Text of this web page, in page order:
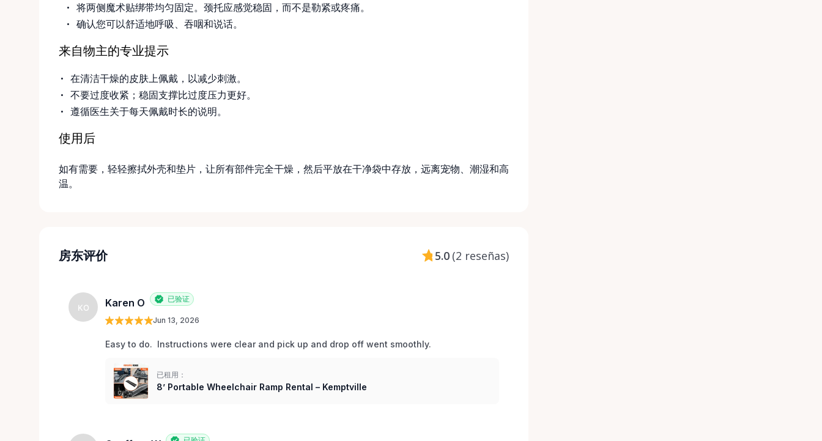
将两侧魔术贴绑带均匀固定。颈托应感觉稳固，而不是勒紧或疼痛。
确认您可以舒适地呼吸、吞咽和说话。
来自物主的专业提示
在清洁干燥的皮肤上佩戴，以减少刺激。
不要过度收紧；稳固支撑比过度压力更好。
遵循医生关于每天佩戴时长的说明。
使用后
如有需要，轻轻擦拭外壳和垫片，让所有部件完全干燥，然后平放在干净袋中存放，远离宠物、潮湿和高
温。
房东评价 5.0 (2 reseñas)
KO Karen O 已验证
Jun 13, 2026
Easy to do.  Instructions were clear and pick up and drop off went smoothly.
已租用：
8’ Portable Wheelchair Ramp Rental – Kemptville